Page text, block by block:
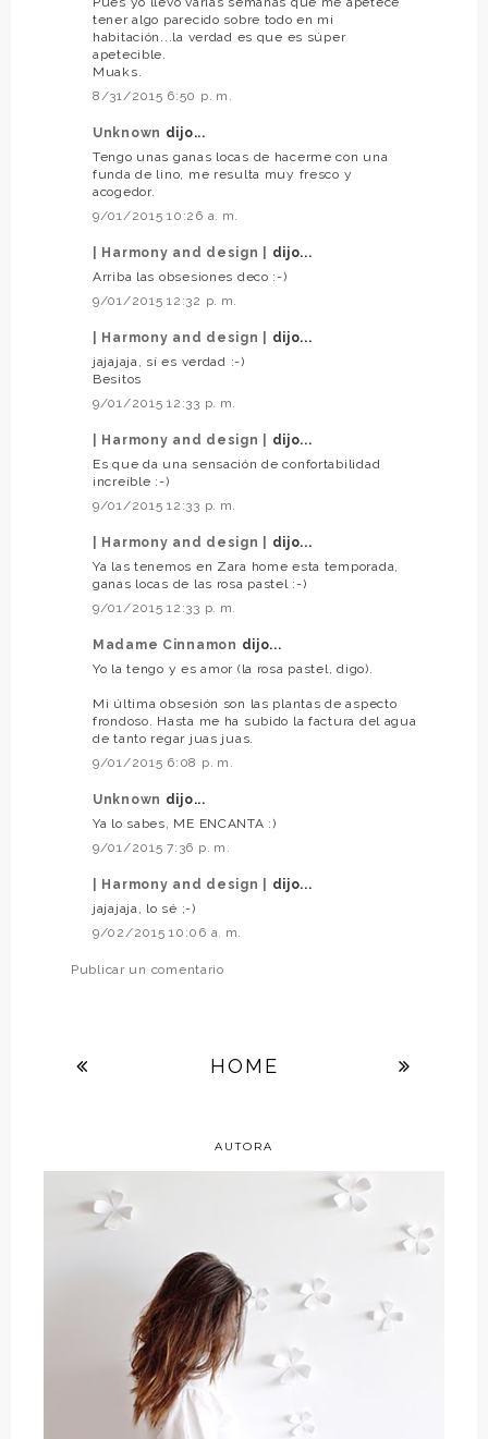
tener algo parecido sobre todo en mi
habitación...la verdad es que es súper
apetecible.
Muaks.
8/31/2015 6:50 p. m.
Unknown dijo...
Tengo unas ganas locas de hacerme con una
funda de lino, me resulta muy fresco y
acogedor.
9/01/2015 10:26 a. m.
| Harmony and design |
dijo...
Arriba las obsesiones deco :-)
9/01/2015 12:32 p. m.
| Harmony and design |
dijo...
jajajaja, sí es verdad :-)
Besitos
9/01/2015 12:33 p. m.
| Harmony and design |
dijo...
Es que da una sensación de confortabilidad
increíble :-)
9/01/2015 12:33 p. m.
| Harmony and design |
dijo...
Ya las tenemos en Zara home esta temporada,
ganas locas de las rosa pastel :-)
9/01/2015 12:33 p. m.
Madame Cinnamon dijo...
Yo la tengo y es amor (la rosa pastel, digo).
Mi última obsesión son las plantas de aspecto
frondoso. Hasta me ha subido la factura del agua
de tanto regar juas juas.
9/01/2015 6:08 p. m.
Unknown dijo...
Ya lo sabes, ME ENCANTA :)
9/01/2015 7:36 p. m.
| Harmony and design |
dijo...
jajajaja, lo sé ;-)
9/02/2015 10:06 a. m.
Publicar un comentario
HOME
AUTORA